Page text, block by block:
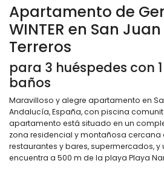
Apartamento de
WINTER en San
Terreros
para 3 huéspedes con
baños
Maravilloso y alegre apartamento en
Andalucía, España, con piscina
apartamento está situado en un
zona residencial y montañosa cercana
restaurantes y bares, supermercados, y
encuentra a 500 m de la playa Playa